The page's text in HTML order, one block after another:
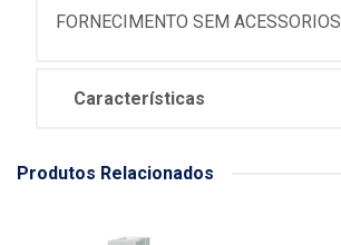
FORNECIMENTO SEM ACESSORIOS
Características
Produtos Relacionados